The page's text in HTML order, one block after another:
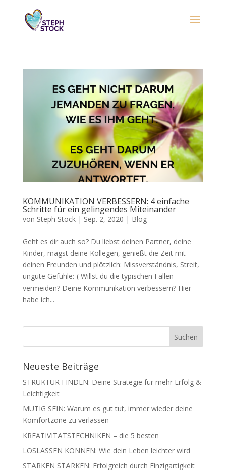
KOMMUNIKATION VERBESSERN: 4 einfache
Schritte für ein gelingendes Miteinander
von Steph Stock| Sep. 2, 2020 | Blog
Geht es dir auch so? Du liebst deinen Partner, deine
Kinder, magst deine Kollegen, genießt die Zeit mit
deinen Freunden und plötzlich: Missverständnis, Streit,
ungute Gefühle:-( Willst du die typischen Fallen
vermeiden? Deine Kommunikation verbessern? Hier
habe ich...
Neueste Beiträge
STRUKTUR FINDEN: Deine Strategie für mehr Erfolg &
Leichtigkeit
MUTIG SEIN: Warum es gut tut, immer wieder deine
Komfortzone zu verlassen
KREATIVITÄTSTECHNIKEN – die 5 besten
LOSLASSEN KÖNNEN: Wie dein Leben leichter wird
STÄRKEN STÄRKEN: Erfolgreich durch Einzigartigkeit